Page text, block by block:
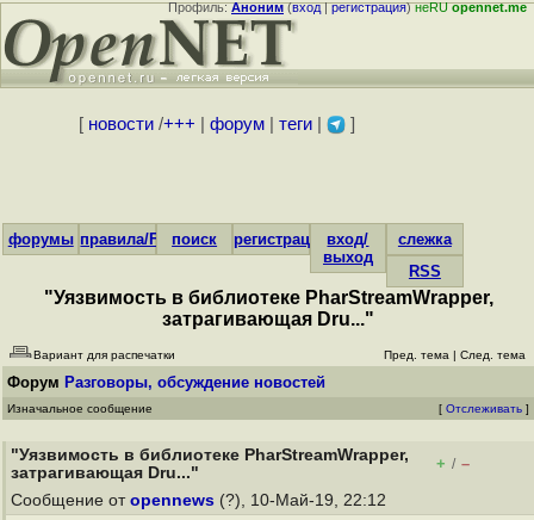
Профиль:Аноним(вход|регистрация)неRUopennet.me
[ новости/+++ форум| теги| ]
форумы правила/FAQпоиск регистрациявход/
выход
слежка
RSS
"Уязвимость в библиотеке PharStreamWrapper,
затрагивающая Dru..."
Вариант для распечатки Пред. тема | След. тема
Форум Разговоры, обсуждение новостей
Изначальное сообщение [ Отслеживать ]
"Уязвимость в библиотеке PharStreamWrapper,
затрагивающая Dru..."
+ / –
Сообщение от opennews (?), 10-Май-19, 22:12